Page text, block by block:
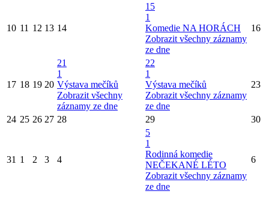
10 11 12 13 14
15
1
Komedie NA HORÁCH
Zobrazit všechny záznamy
ze dne
16
17 18 19 20
21
1
Výstava mečíků
Zobrazit všechny
záznamy ze dne
22
1
Výstava mečíků
Zobrazit všechny záznamy
ze dne
23
24 25 26 27 28 29 30
31 1 2 3 4
5
1
Rodinná komedie
NEČEKANÉ LÉTO
Zobrazit všechny záznamy
ze dne
6